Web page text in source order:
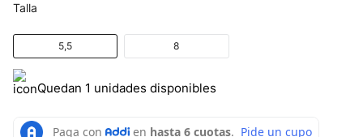
Talla
8
5,5
Quedan 1 unidades disponibles